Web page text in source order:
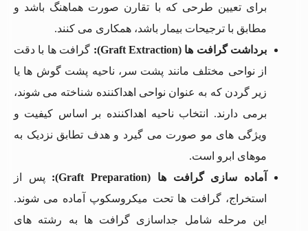
برای تعیین طرحی که با تقارن صورت هماهنگ باشد و
مطابق با ترجیحات بیمار باشد، همکاری می کنند.
برداشت گرافت ها (Graft Extraction):
گرافت ها با دقت
از نواحی مختلف مانند پشت سر، ناحیه پشت گوش ها یا
زیر گردن که به عنوان نواحی اهداکننده شناخته می شوند،
برمی دارند. انتخاب ناحیه اهداکننده بر اساس کیفیت و
ویژگی های مو صورت می گیرد و هدف تطابق نزدیک به
موهای ابرو است.
آماده سازی گرافت ها (Graft Preparation):
پس از
استخراج، گرافت ها تحت میکروسکوپ آماده می شوند.
این مرحله شامل جداسازی گرافت ها به رشته های